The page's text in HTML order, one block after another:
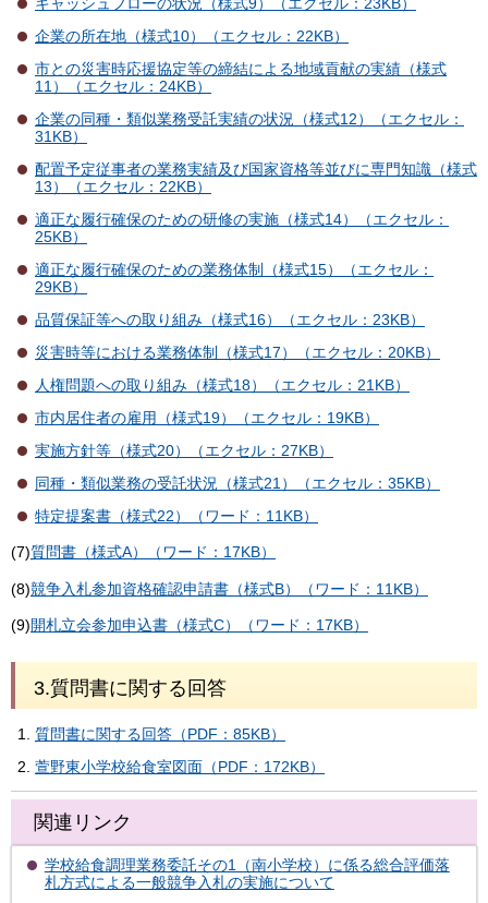
キャッシュフローの状況（様式9）（エクセル：23KB）
企業の所在地（様式10）（エクセル：22KB）
市との災害時応援協定等の締結による地域貢献の実績（様式
11）（エクセル：24KB）
企業の同種・類似業務受託実績の状況（様式12）（エクセル：
31KB）
配置予定従事者の業務実績及び国家資格等並びに専門知識（様式
13）（エクセル：22KB）
適正な履行確保のための研修の実施（様式14）（エクセル：
25KB）
適正な履行確保のための業務体制（様式15）（エクセル：
29KB）
品質保証等への取り組み（様式16）（エクセル：23KB）
災害時等における業務体制（様式17）（エクセル：20KB）
人権問題への取り組み（様式18）（エクセル：21KB）
市内居住者の雇用（様式19）（エクセル：19KB）
実施方針等（様式20）（エクセル：27KB）
同種・類似業務の受託状況（様式21）（エクセル：35KB）
特定提案書（様式22）（ワード：11KB）
(7)質問書（様式A）（ワード：17KB）
(8)競争入札参加資格確認申請書（様式B）（ワード：11KB）
(9)開札立会参加申込書（様式C）（ワード：17KB）
3.質問書に関する回答
質問書に関する回答（PDF：85KB）
萱野東小学校給食室図面（PDF：172KB）
関連リンク
学校給食調理業務委託その1（南小学校）に係る総合評価落
札方式による一般競争入札の実施について